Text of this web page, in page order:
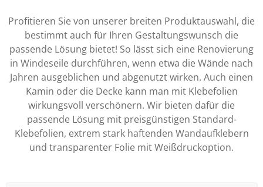
Profitieren Sie von unserer breiten Produktauswahl, die
bestimmt auch für Ihren Gestaltungswunsch die
passende Lösung bietet! So lässt sich eine Renovierung
in Windeseile durchführen, wenn etwa die Wände nach
Jahren ausgeblichen und abgenutzt wirken. Auch einen
Kamin oder die Decke kann man mit Klebefolien
wirkungsvoll verschönern. Wir bieten dafür die
passende Lösung mit preisgünstigen Standard-
Klebefolien, extrem stark haftenden Wandaufklebern
und transparenter Folie mit Weißdruckoption.